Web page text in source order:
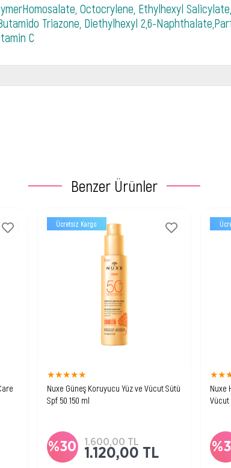
Octocrylene, Ethylhexyl
Triazone, Diethylhexyl 2,6-
C
Benzer Ürünler
★★★★★
Nuxe Güneş Koruyucu Yüz ve Vücut Sütü
Spf 50 150 ml
%30 1.120,00 TL
1.600,00 TL
Ücretsiz Kargo
★★
Nuxe
Vücut